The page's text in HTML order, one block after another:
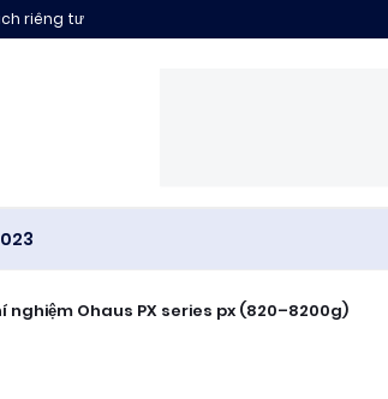
riêng tư
Ohaus PX series px (820–8200g)